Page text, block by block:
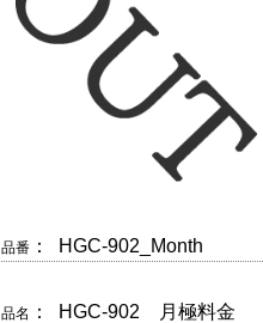
品番： HGC-902_Month
品名 ： HGC-902 月極料金